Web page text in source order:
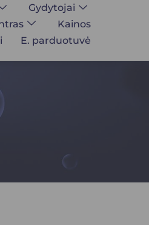
Gydytojai
Kainos
E. parduotuvė